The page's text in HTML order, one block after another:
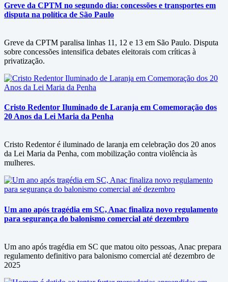
Greve da CPTM no segundo dia: concessões e transportes em
disputa na política de São Paulo
Greve da CPTM paralisa linhas 11, 12 e 13 em São Paulo. Disputa
sobre concessões intensifica debates eleitorais com críticas à
privatização.
Cristo Redentor Iluminado de Laranja em Comemoração dos
20 Anos da Lei Maria da Penha
Cristo Redentor é iluminado de laranja em celebração dos 20 anos
da Lei Maria da Penha, com mobilização contra violência às
mulheres.
Um ano após tragédia em SC, Anac finaliza novo regulamento
para segurança do balonismo comercial até dezembro
Um ano após tragédia em SC que matou oito pessoas, Anac prepara
regulamento definitivo para balonismo comercial até dezembro de
2025